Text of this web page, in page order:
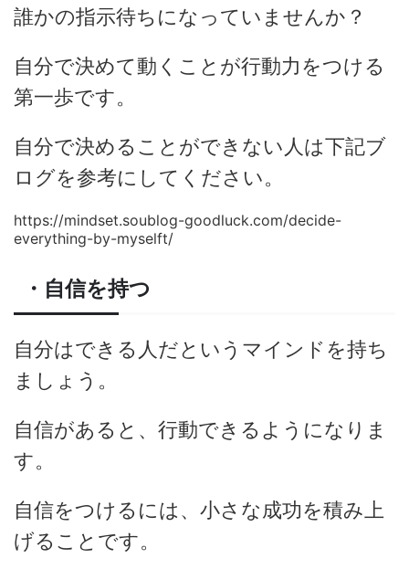
誰かの指示待ちになっていませんか？
自分で決めて動くことが行動力をつける
第一歩です。
自分で決めることができない人は下記ブ
ログを参考にしてください。
https://mindset.soublog-goodluck.com/decide-
everything-by-myselft/
・自信を持つ
自分はできる人だというマインドを持ち
ましょう。
自信があると、行動できるようになりま
す。
自信をつけるには、小さな成功を積み上
げることです。